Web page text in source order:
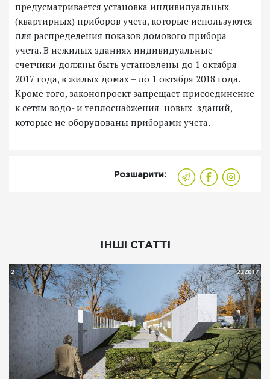
предусматривается установка индивидуальных
(квартирных) приборов учета, которые используются
для распределения показов домового прибора
учета. В нежилых зданиях индивидуальные
счетчики должны быть установлены до 1 октября
2017 года, в жилых домах – до 1 октября 2018 года.
Кроме того, законопроект запрещает присоединение
к сетям водо- и теплоснабжения новых зданий,
которые не оборудованы приборами учета.
Розшарити:
ІНШІ СТАТТІ